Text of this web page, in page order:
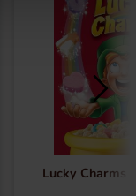
Lucky Charms